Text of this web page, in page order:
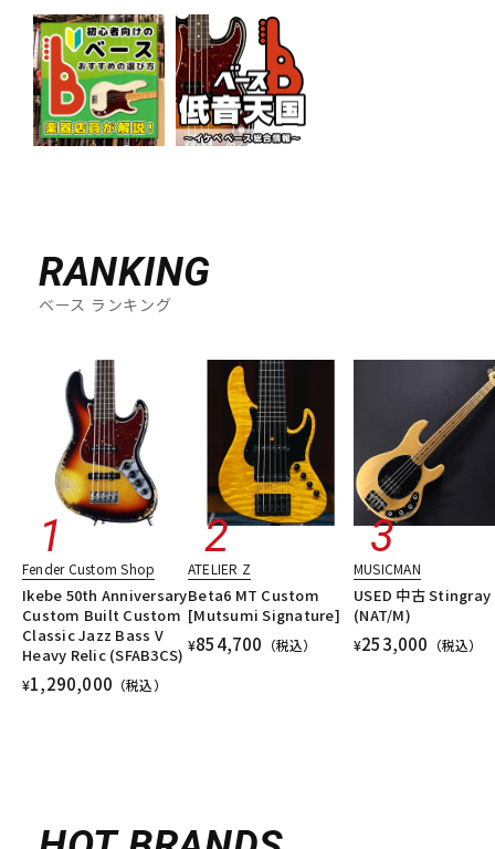
RANKING
ベース ランキング
Fender Custom Shop
Ikebe 50th Anniversary
Custom Built Custom
Classic Jazz Bass V
Heavy Relic (SFAB3CS)
¥1,290,000 （税込）
ATELIER Z
Beta6 MT Custom
[Mutsumi Signature]
¥854,700 （税込）
MUSICMAN
USED 中古 Stingray
(NAT/M)
¥253,000 （税込）